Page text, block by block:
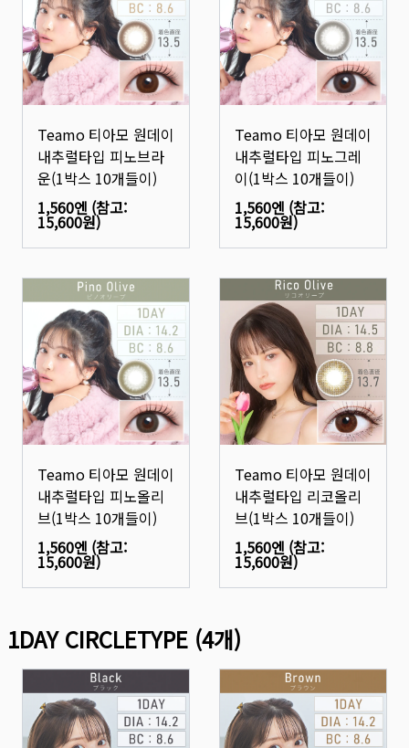
Teamo 티아모 원데이
내추럴타입 피노브라
운(1박스 10개들이)
1,560엔 (참고:
15,600원)
Teamo 티아모 원데이
내추럴타입 피노그레
이(1박스 10개들이)
1,560엔 (참고:
15,600원)
Teamo 티아모 원데이
내추럴타입 피노올리
브(1박스 10개들이)
1,560엔 (참고:
15,600원)
Teamo 티아모 원데이
내추럴타입 리코올리
브(1박스 10개들이)
1,560엔 (참고:
15,600원)
1DAY CIRCLETYPE (4개)